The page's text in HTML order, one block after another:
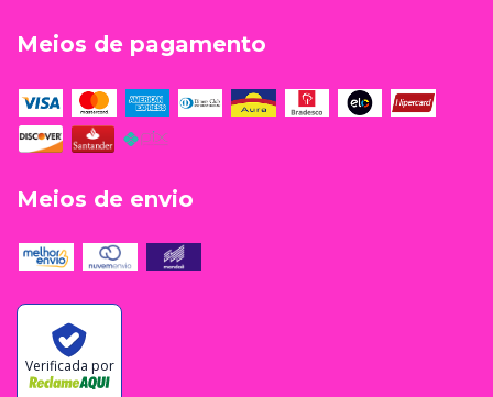
Meios de pagamento
Meios de envio
Verificada por